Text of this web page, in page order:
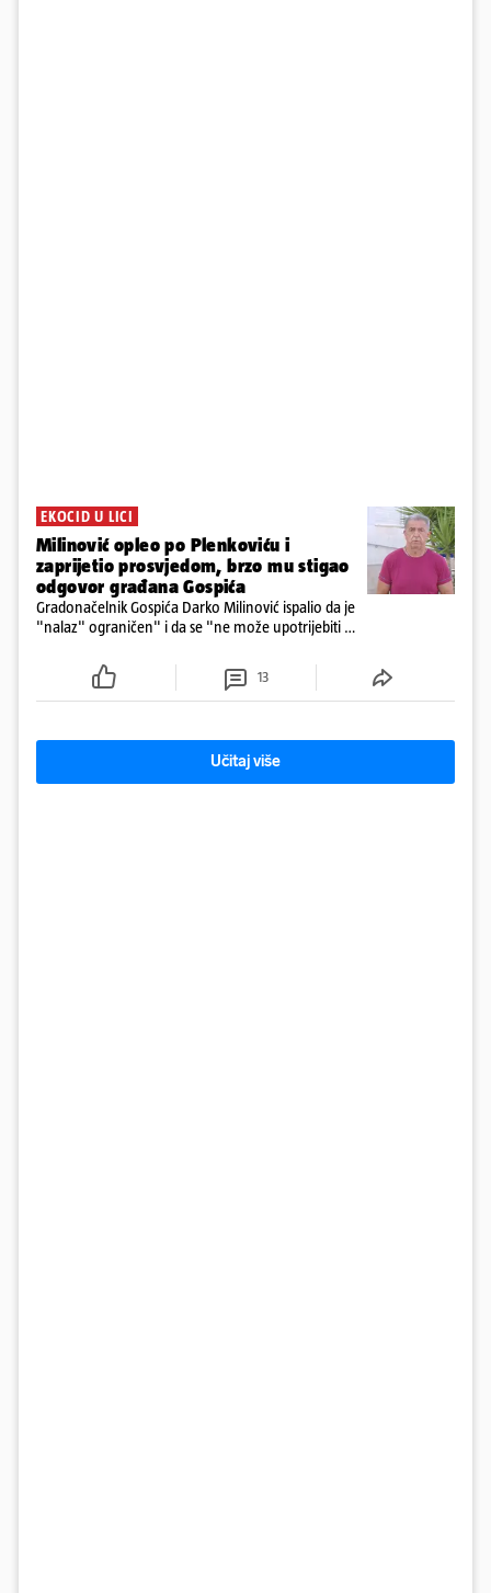
EKOCID U LICI
Milinović opleo po Plenkoviću i
zaprijetio prosvjedom, brzo mu stigao
odgovor građana Gospića
Gradonačelnik Gospića Darko Milinović ispalio da je
"nalaz" ograničen" i da se "ne može upotrijebiti za
ga je naručio Uskok i da je dio spisa
13
Učitaj više